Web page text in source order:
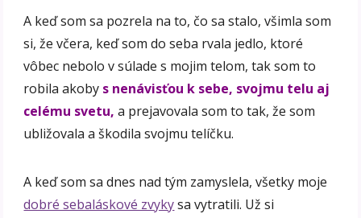
A keď som sa pozrela na to, čo sa stalo, všimla som
si, že včera, keď som do seba rvala jedlo, ktoré
vôbec nebolo v súlade s mojim telom, tak som to
robila akoby s nenávisťou k sebe, svojmu telu aj
celému svetu, a prejavovala som to tak, že som
ubližovala a škodila svojmu telíčku.
A keď som sa dnes nad tým zamyslela, všetky moje
dobré sebaláskové zvykysa vytratili. Už si